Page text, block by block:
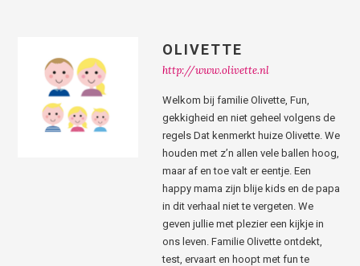
OLIVETTE
http://www.olivette.nl
Welkom bij familie Olivette, Fun,
gekkigheid en niet geheel volgens de
regels Dat kenmerkt huize Olivette. We
houden met z’n allen vele ballen hoog,
maar af en toe valt er eentje. Een
happy mama zijn blije kids en de papa
in dit verhaal niet te vergeten. We
geven jullie met plezier een kijkje in
ons leven. Familie Olivette ontdekt,
test, ervaart en hoopt met fun te